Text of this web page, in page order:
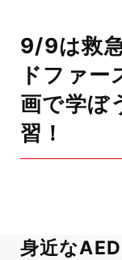
9/9は救
ドファー
画で学ぼ
習！
身近な